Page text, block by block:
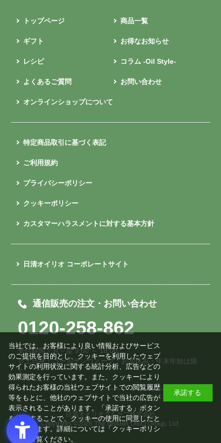
トップページ 商品一覧
ギフト お得なお知らせ
レシピ コラム -Oil Style-
よくあるご質問 お問い合わせ
オンラインショップについて
特定商品取引に基づく表記
ご利用規約
プライバシーポリシー
クッキーポリシー
カスタマーハラスメントに対する基本方針
日清オイリオ コーポレートサイト
通信販売の注文・お問い合わせ
0120-258-862
受付時間／月～金 9:00 ～ 18:00
※土日祝・ゴールデンウィーク・お盆休み・年末年始は除
く
日清オイリオグループ株式会社
Copyrights ©2026 The Nisshin OilliO Group, Ltd.
当社では、お客様により良い情報およびサービス
のご提供を目的とし、クッキーを利用したウェブ
サイトの利用状況に関する統計分析、広告などの
効果測定を行っています。また、クッキーにより
得られたお客様の当社ウェブサイトでの閲覧履歴
等をもとに、他社のウェブサイトで当社の広告が
表示されることがあります。「承諾する」ボタン
を押下することで、クッキーの使用に同意したと
みなされます。詳細については「クッキーポリシ
ー
」をご覧ください。
承諾する